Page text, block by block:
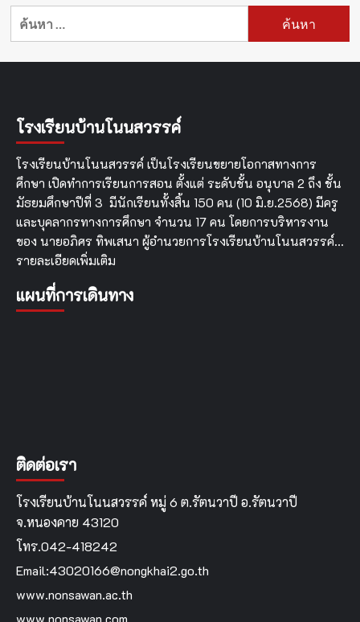
ค้นหา
โรงเรียนบ้านโนนสวรรค์
โรงเรียนบ้านโนนสวรรค์ เป็นโรงเรียนขยายโอกาสทางการ
ศึกษา เปิดทำการเรียนการสอน ตั้งแต่ ระดับชั้น อนุบาล 2 ถึง ชั้น
มัธยมศึกษาปีที่ 3 มีนักเรียนทั้งสิ้น 150 คน (10 มิ.ย.2568) มีครู
และบุคลากรทางการศึกษา จำนวน 17 คน โดยการบริหารงาน
ของ นายอภิศร ทิพเสนา ผู้อำนวยการโรงเรียนบ้านโนนสวรรค์…
รายละเอียดเพิ่มเติม
แผนที่การเดินทาง
ติดต่อเรา
โรงเรียนบ้านโนนสวรรค์ หมู่ 6 ต.รัตนวาปี อ.รัตนวาปี
จ.หนองคาย 43120
โทร.042-418242
Email:43020166@nongkhai2.go.th
www.nonsawan.ac.th
www.nonsawan.com